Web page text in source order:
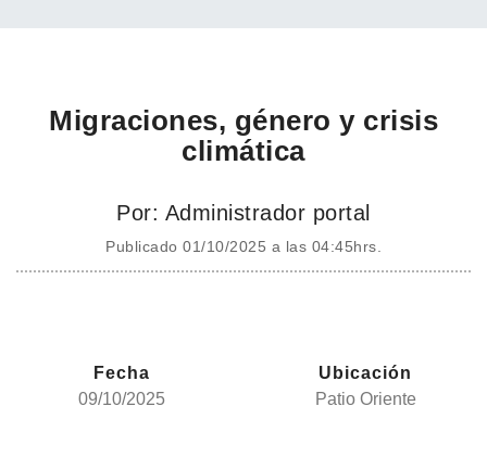
Migraciones, género y crisis
climática
Por: Administrador portal
Publicado 01/10/2025 a las 04:45hrs.
Fecha
09/10/2025
Ubicación
Patio Oriente